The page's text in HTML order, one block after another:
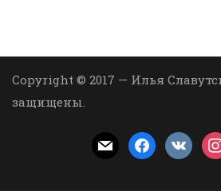
Copyright © 2017 — Илья
защищены.
mail facebook